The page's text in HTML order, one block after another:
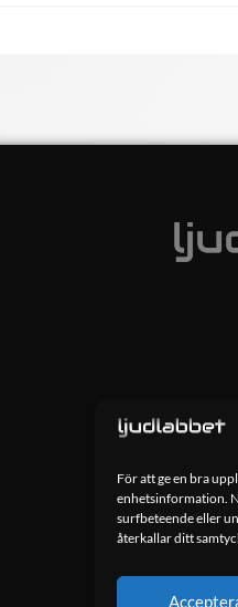
För att ge en bra
enhetsinformation.
surfbeteende eller
återkallar ditt